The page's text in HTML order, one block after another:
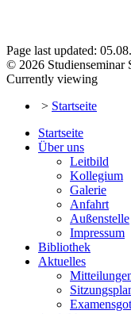
Page last updated:
© 2026 Studienseminar
Currently viewing
> Startseite
Startseite
Über uns
Leitbild
Kollegium
Galerie
Anfahrt
Außenstelle
Impressum
Bibliothek
Aktuelles